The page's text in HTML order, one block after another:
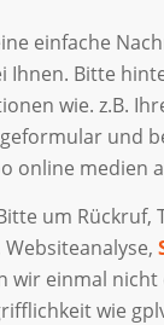
einfache
Ihnen. Bitte
wie. z.B.
und
online medien
um
Websiteanalyse,
wir einmal
wie